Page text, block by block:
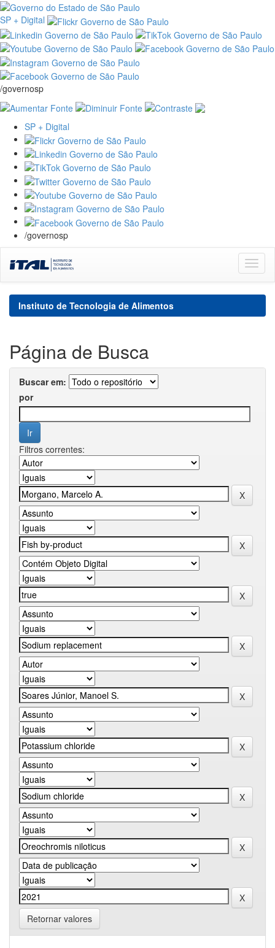
SP + Digital
/governosp
SP + Digital
/governosp
navigation
Instituto de Tecnologia de Alimentos
Página de Busca
Buscar em:
por
Filtros correntes:
Retornar valores